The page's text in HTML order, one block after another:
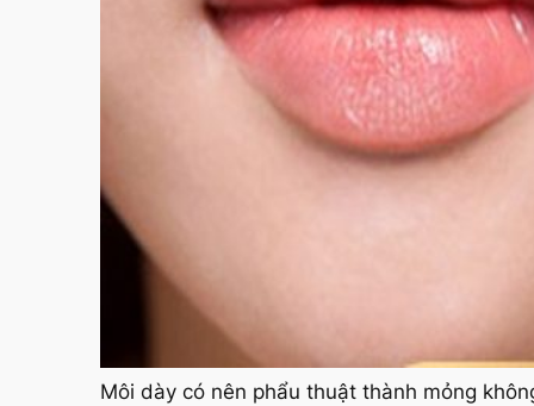
Môi dày có nên phẩu thuật thành mỏng